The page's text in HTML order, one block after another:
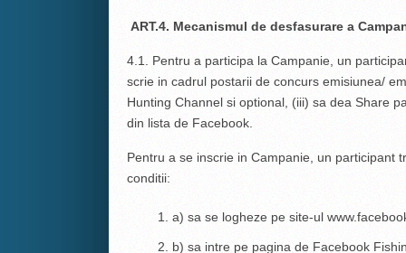
ART.4. Mecanismul de desfasurare a
4.1. Pentru a participa la Campanie, un
scrie in cadrul postarii de concurs emisiunea/
Hunting Channel si optional, (iii) sa dea Share
din lista de Facebook.
Pentru a se inscrie in Campanie, un participant
conditii:
a) sa se logheze pe site-ul
b) sa intre pe pagina de Facebook